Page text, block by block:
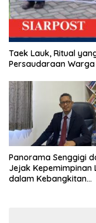
Taek Lauk, Ritual
Persaudaraan
Panorama Senggigi
Jejak Kepemimpinan
dalam Kebangkitan